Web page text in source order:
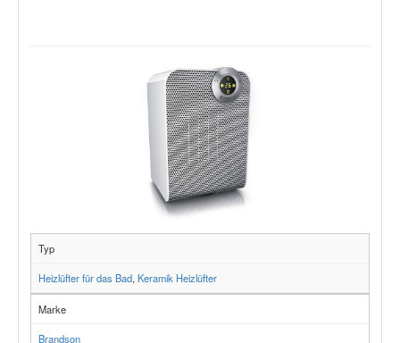
Typ
Heizlüfter für das Bad, Keramik Heizlüfter
Marke
Brandson